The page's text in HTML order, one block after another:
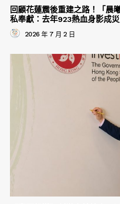
回顧花蓮震後重建之路！「晨
私奉獻：去年923熱血身影成
2026 年 7 月 2 日